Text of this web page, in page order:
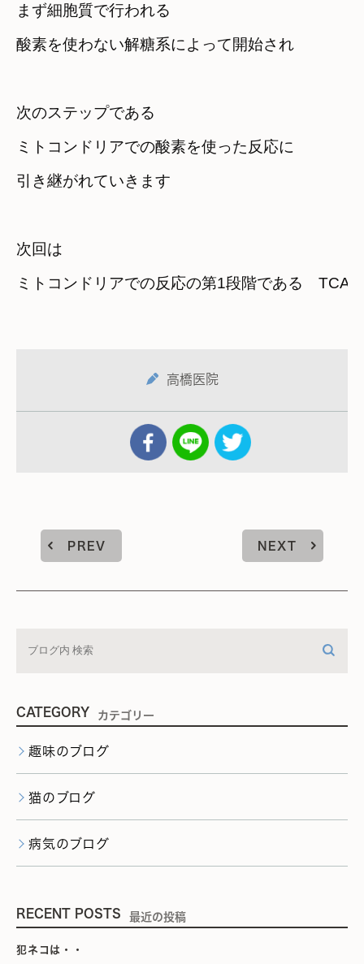
まず細胞質で行われる
酸素を使わない解糖系によって開始され
次のステップである
ミトコンドリアでの酸素を使った反応に
引き継がれていきます
次回は
ミトコンドリアでの反応の第1段階である　TCA
高橋医院
PREV NEXT
CATEGORY カテゴリー
趣味のブログ
猫のブログ
病気のブログ
RECENT POSTS 最近の投稿
犯ネコは・・